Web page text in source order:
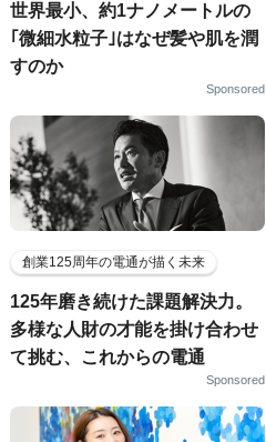
世界最小、約1ナノメートルの
｢微細水粒子｣はなぜ髪や肌を潤
すのか
Sponsored
創業125周年の電通が描く未来
125年磨き続けた課題解決力。
多様な人財の才能を掛け合わせ
て挑む、これからの電通
Sponsored